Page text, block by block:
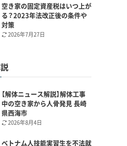
空き家の固定資産税はいつ上が
る？2023年法改正後の条件や
対策
2026年7月27日
【解体ニュース解説】解体工事
中の空き家から人骨発見 長崎
県西海市
2026年8月4日
ベトナム人技能実習生を不法就